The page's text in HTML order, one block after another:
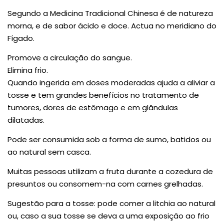
Segundo a Medicina Tradicional Chinesa é de natureza
morna, e de sabor ácido e doce. Actua no meridiano do
Fígado.
Promove a circulação do sangue.
Elimina frio.
Quando ingerida em doses moderadas ajuda a aliviar a
tosse e tem grandes benefícios no tratamento de
tumores, dores de estômago e em glândulas
dilatadas.
Pode ser consumida sob a forma de sumo, batidos ou
ao natural sem casca.
Muitas pessoas utilizam a fruta durante a cozedura de
presuntos ou consomem-na com carnes grelhadas.
Sugestão para a tosse: pode comer a litchia ao natural
ou, caso a sua tosse se deva a uma exposição ao frio